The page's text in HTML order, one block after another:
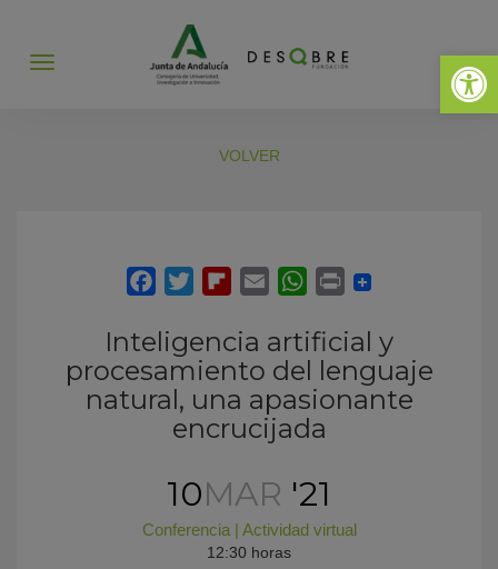
Abrir
Abrir
VOLVER
Inteligencia artificial y
procesamiento del lenguaje
natural, una apasionante
encrucijada
10MAR '21
Conferencia| Actividad virtual
12:30 horas